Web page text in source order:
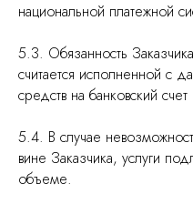
национальной платежной
5.3. Обязанность
считается исполненной с
средств на банковский
5.4. В случае
вине Заказчика, услуги
объеме.